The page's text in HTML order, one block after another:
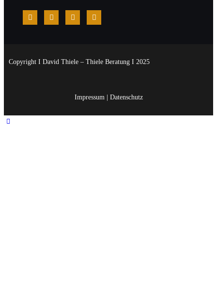
Copyright I David Thiele – Thiele Beratung I 2025
Impressum | Datenschutz